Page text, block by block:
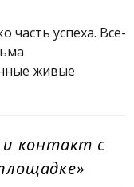
часть успеха. Все-
живые
контакт с